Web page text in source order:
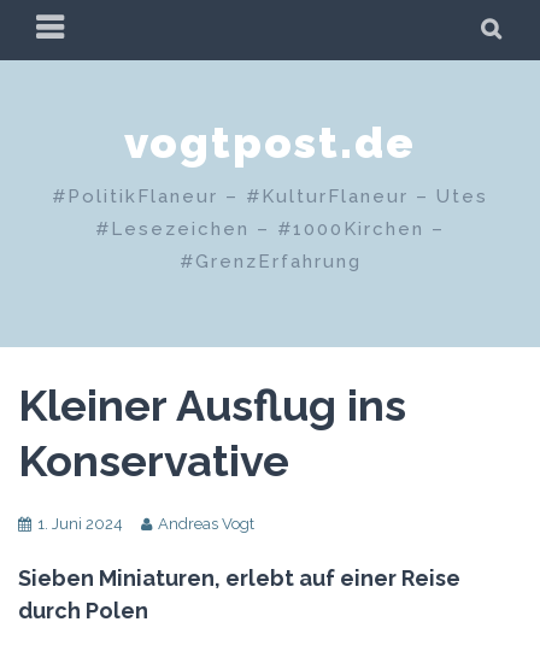
Zum
PRIMÄRES
MENÜ
vogtpost.de
#PolitikFlaneur – #KulturFlaneur – Utes
#Lesezeichen – #1000Kirchen –
#GrenzErfahrung
Kleiner Ausflug ins
Konservative
1. Juni 2024 Andreas Vogt
Sieben Miniaturen, erlebt auf einer Reise
durch Polen